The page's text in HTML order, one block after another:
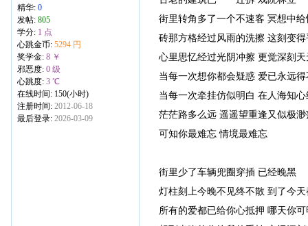
精华: 0
发帖: 805
学分: 1 点
心跳金币: 5294 円
奖学金: 8 ￥
邪恶度: 0 级
心跳度: 3 ℃
在线时间: 150(小时)
注册时间: 2012-06-18
最后登录: 2026-03-09
街里转角多了一个不速客 冥想中给
砖那方格经过风雨的洗擦 这刻变得
心里思忆经过光阴冲擦 更觉深刻
当每一次想你都会疑惑 爱已永远
当每一次牵挂仿似明白 在人海知
茫茫路多么远 遥遥望重逢又似极渺
可知你最难忘 情境最难忘
街里少了车辆兜圈穿插 已经晚黑
灯柱刻上今晚不见终不散 到了今
所有的爱都已给你心抵押 哪天你